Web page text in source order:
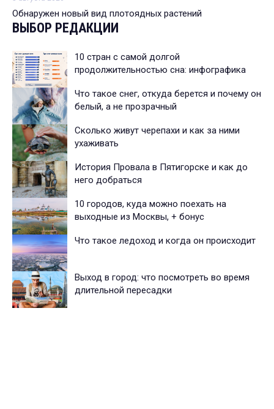
Обнаружен новый вид плотоядных растений
ВЫБОР РЕДАКЦИИ
10 стран с самой долгой
продолжительностью сна: инфографика
Что такое снег, откуда берется и почему он
белый, а не прозрачный
Сколько живут черепахи и как за ними
ухаживать
История Провала в Пятигорске и как до
него добраться
10 городов, куда можно поехать на
выходные из Москвы, + бонус
Что такое ледоход и когда он происходит
Выход в город: что посмотреть во время
длительной пересадки